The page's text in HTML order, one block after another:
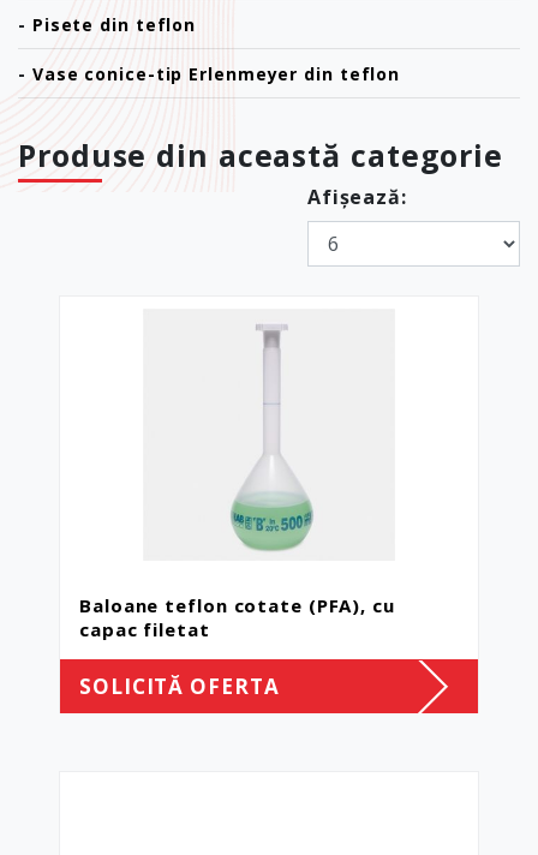
- Pisete din teflon
- Vase conice-tip Erlenmeyer din teflon
Produse din această categorie
Afișează:
Baloane teflon cotate (PFA), cu
capac filetat
SOLICITĂ OFERTA